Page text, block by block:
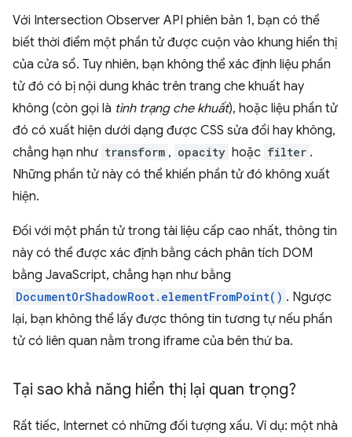
Với Intersection Observer API phiên bản 1, bạn có thể
biết thời điểm một phần tử được cuộn vào khung hiển thị
của cửa sổ. Tuy nhiên, bạn không thể xác định liệu phần
tử đó có bị nội dung khác trên trang che khuất hay
không (còn gọi là tình trạng che khuất), hoặc liệu phần tử
đó có xuất hiện dưới dạng được CSS sửa đổi hay không,
chẳng hạn như transform , opacity hoặc filter .
Những phần tử này có thể khiến phần tử đó không xuất
hiện.
Đối với một phần tử trong tài liệu cấp cao nhất, thông tin
này có thể được xác định bằng cách phân tích DOM
bằng JavaScript, chẳng hạn như bằng
DocumentOrShadowRoot.elementFromPoint() . Ngược
lại, bạn không thể lấy được thông tin tương tự nếu phần
tử có liên quan nằm trong iframe của bên thứ ba.
Tại sao khả năng hiển thị lại quan trọng?
Rất tiếc, Internet có những đối tượng xấu. Ví dụ: một nhà